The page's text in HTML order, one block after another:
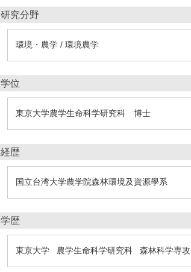
研究分野
環境・農学 / 環境農学
学位
東京大学農学生命科学研究科 博士
経歴
国立台湾大学農学院森林環境及資源學系
学歴
東京大学 農学生命科学研究科 森林科学専攻